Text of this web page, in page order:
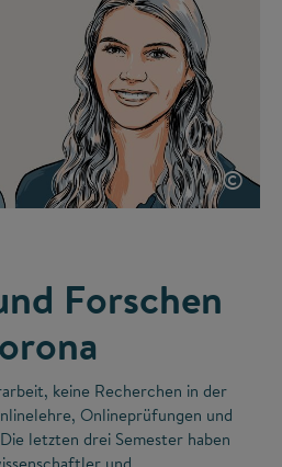
©
Forschen
keine Recherchen in der
Onlineprüfungen und
letzten drei Semester haben